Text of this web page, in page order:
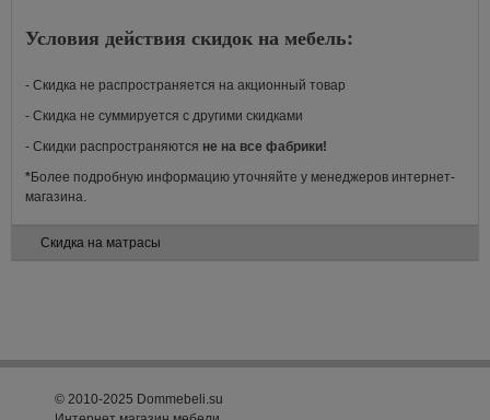
Условия действия скидок на мебель:
- Скидка не распространяется на акционный товар
- Скидка не суммируется с другими скидками
- Скидки распространяются не на все фабрики!
*Более подробную информацию уточняйте у менеджеров интернет-
магазина.
Скидка на матрасы
© 2010-2025 Dommebeli.su